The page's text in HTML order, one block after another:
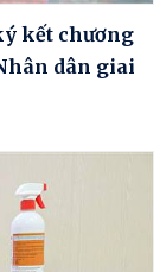
kết chương
dân giai